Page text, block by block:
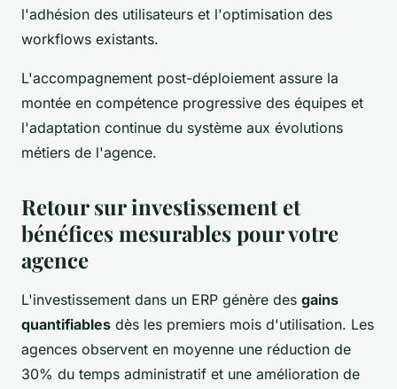
l'adhésion des utilisateurs et l'optimisation des
workflows existants.
L'accompagnement post-déploiement assure la
montée en compétence progressive des équipes et
l'adaptation continue du système aux évolutions
métiers de l'agence.
Retour sur investissement et
bénéfices mesurables pour votre
agence
L'investissement dans un ERP génère des gains
quantifiables dès les premiers mois d'utilisation. Les
agences observent en moyenne une réduction de
30% du temps administratif et une amélioration de